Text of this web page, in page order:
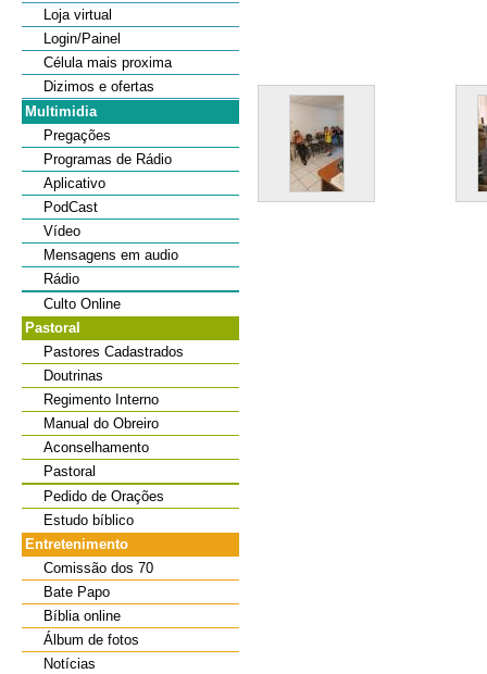
Loja virtual
Login/Painel
Célula mais proxima
Dizimos e ofertas
Multimidia
Pregações
Programas de Rádio
Aplicativo
PodCast
Vídeo
Mensagens em audio
Rádio
Culto Online
Pastoral
Pastores Cadastrados
Doutrinas
Regimento Interno
Manual do Obreiro
Aconselhamento
Pastoral
Pedido de Orações
Estudo bíblico
Entretenimento
Comissão dos 70
Bate Papo
Bíblia online
Álbum de fotos
Notícias